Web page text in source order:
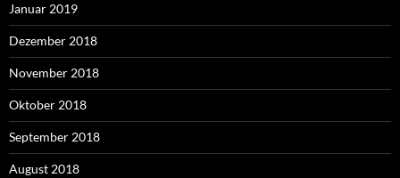
Januar 2019
Dezember 2018
November 2018
Oktober 2018
September 2018
August 2018